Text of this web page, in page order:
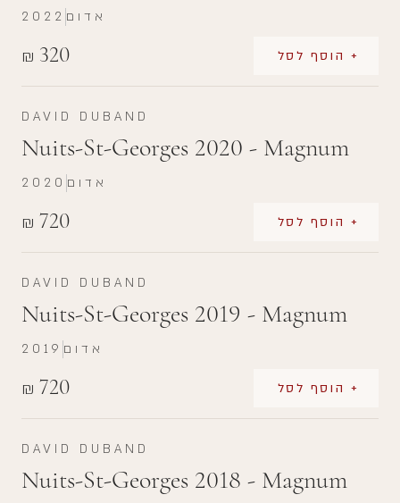
₪ 320 + הוסף לסל
2022 אדום
DAVID DUBAND
Nuits-St-Georges 2020 - Magnum
₪ 720 + הוסף לסל
2020 אדום
DAVID DUBAND
Nuits-St-Georges 2019 - Magnum
₪ 720 + הוסף לסל
2019 אדום
DAVID DUBAND
Nuits-St-Georges 2018 - Magnum